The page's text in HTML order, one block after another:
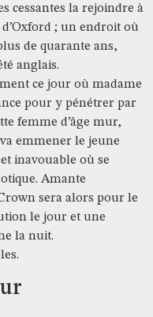
cessantes la rejoindre à
; un endroit où
de quarante ans,
anglais.
ce jour où madame
pour y pénétrer par
femme d’âge mur,
emmener le jeune
inavouable où se
Amante
sera alors pour le
le jour et une
la nuit.